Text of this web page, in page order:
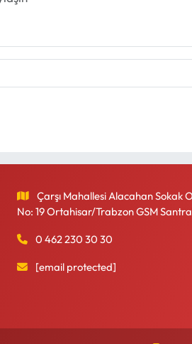
Çarşı Mahallesi Alacahan Sokak
No: 19 Ortahisar/Trabzon GSM
0 462 230 30 30
[email protected]